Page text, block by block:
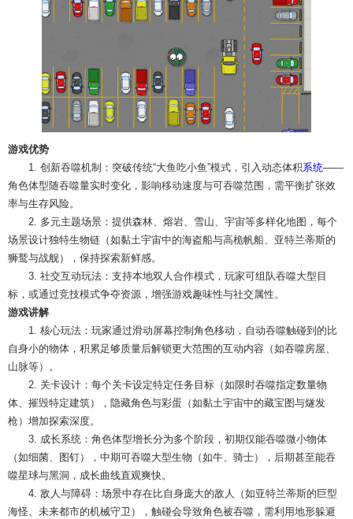
游戏优势
1. 创新吞噬机制：突破传统“大鱼吃小鱼”模式，引入动态体积系统——
角色体型随吞噬量实时变化，影响移动速度与可吞噬范围，需平衡扩张效
率与生存风险。
2. 多元主题场景：提供森林、熔岩、雪山、宇宙等多样化地图，每个
场景设计独特生物链（如黏土宇宙中的海盗船与高桅帆船、亚特兰蒂斯的
狮鹫与战舰），保持探索新鲜感。
3. 社交互动玩法：支持本地双人合作模式，玩家可组队吞噬大型目
标，或通过竞技模式争夺资源，增强游戏趣味性与社交属性。
游戏讲解
1. 核心玩法：玩家通过滑动屏幕控制角色移动，自动吞噬触碰到的比
自身小的物体，积累足够质量后解锁更大范围的互动内容（如吞噬房屋、
山脉等）。
2. 关卡设计：每个关卡设定特定任务目标（如限时吞噬指定数量物
体、摧毁特定建筑），隐藏角色与彩蛋（如黏土宇宙中的藏宝图与燧发
枪）增加探索深度。
3. 成长系统：角色体型增长分为多个阶段，初期仅能吞噬微小物体
（如细菌、图钉），中期可吞噬大型生物（如牛、骑士），后期甚至能吞
噬星球与黑洞，成长曲线直观爽快。
4. 敌人与障碍：场景中存在比自身庞大的敌人（如亚特兰蒂斯的巨型
海怪、未来都市的机械守卫），触碰会导致角色被吞噬，需利用地形躲避